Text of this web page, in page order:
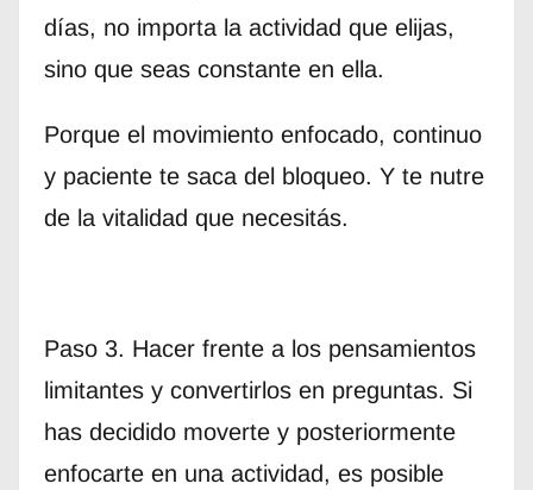
días, no importa la actividad que elijas,
sino que seas constante en ella.
Porque el movimiento enfocado, continuo
y paciente te saca del bloqueo. Y te nutre
de la vitalidad que necesitás.
Paso 3. Hacer frente a los pensamientos
limitantes y convertirlos en preguntas. Si
has decidido moverte y posteriormente
enfocarte en una actividad, es posible